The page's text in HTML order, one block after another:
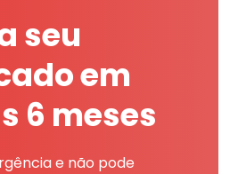
seu
em
6 meses
e não pode